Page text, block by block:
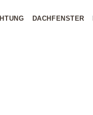
DACHFENSTER